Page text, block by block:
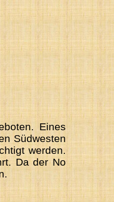
Eines
Südwesten
werden.
Da der No